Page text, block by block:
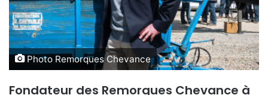
u
r
r
i
Photo Remorques Chevance
Fondateur des Remorques Chevance à